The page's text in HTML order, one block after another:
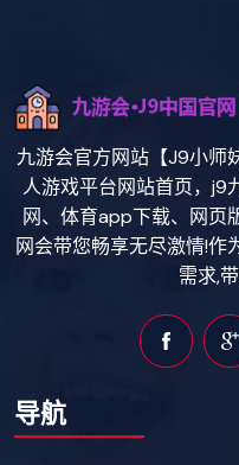
九游会官方网站【J9小师
人游戏平台网站首页，j9
网、体育app下载、网页
网会带您畅享无尽激情!作
需求,
导航